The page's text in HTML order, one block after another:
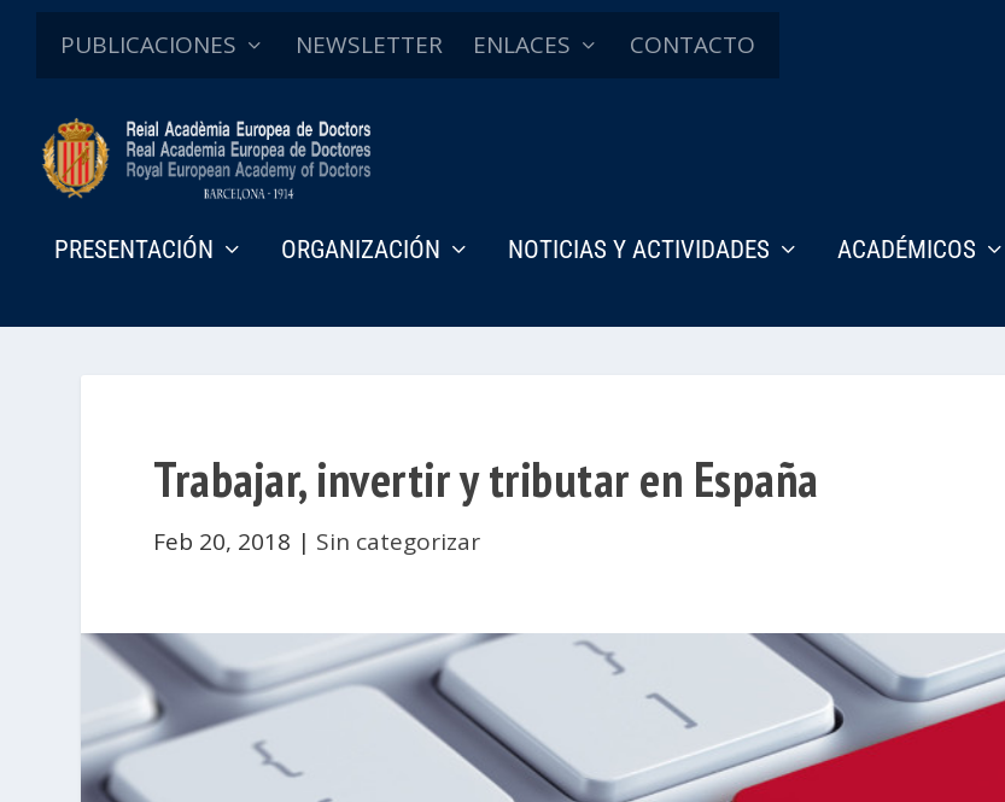
PUBLICACIONES NEWSLETTER ENLACES CONTACTO
PRESENTACIÓN ORGANIZACIÓN NOTICIAS Y ACTIVIDADES ACADÉMICOS
Trabajar, invertir y tributar en España
Feb 20, 2018 | Sin categorizar